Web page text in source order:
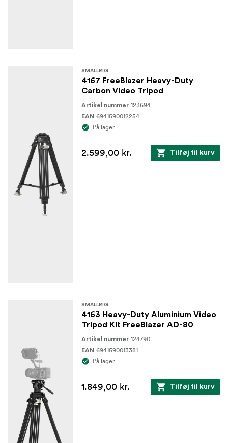
SMALLRIG
4167 FreeBlazer Heavy-Duty
Carbon Video Tripod
Artikel nummer 123694
EAN 6941590012254
På lager
2.599,00 kr. Tilføj til kurv
SMALLRIG
4163 Heavy-Duty Aluminium Video
Tripod Kit FreeBlazer AD-80
Artikel nummer 124790
EAN 6941590013381
På lager
1.849,00 kr. Tilføj til kurv